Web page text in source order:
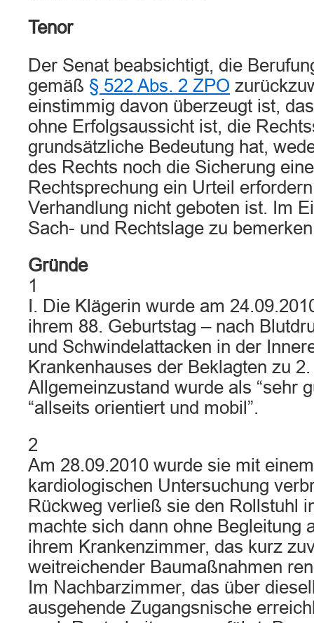
Tenor
Der Senat beabsichtigt, die
gemäß § 522 Abs. 2 ZPO
einstimmig davon überzeugt ist,
ohne Erfolgsaussicht ist, die
grundsätzliche Bedeutung hat,
des Rechts noch die Sicherung
Rechtsprechung ein Urteil
Verhandlung nicht geboten ist. Im
Sach- und Rechtslage zu
Gründe
1
I. Die Klägerin wurde am
ihrem 88. Geburtstag – nach
und Schwindelattacken in der
Krankenhauses der Beklagten zu
Allgemeinzustand wurde als “sehr
“allseits orientiert und mobil”.
2
Am 28.09.2010 wurde sie mit
kardiologischen Untersuchung
Rückweg verließ sie den Rollstuhl
machte sich dann ohne Begleitung
ihrem Krankenzimmer, das kurz
weitreichender Baumaßnahmen
Im Nachbarzimmer, das über
ausgehende Zugangsnische